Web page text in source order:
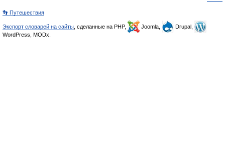
👣 Путешествия
Экспорт словарей на сайты , сделанные на PHP, Joomla,
Drupal,
WordPress, MODx.